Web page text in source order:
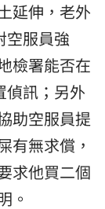
延伸，老外
空服員強
檢署能否在
偵訊；另外
助空服員提
有無求償，
求他買二個
。